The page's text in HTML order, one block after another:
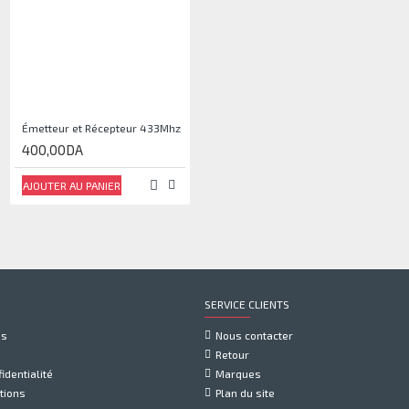
Émetteur et Récepteur 433Mhz
400,00DA
AJOUTER AU PANIER
SERVICE CLIENTS
Nous contacter
Retour
Marques
Plan du site